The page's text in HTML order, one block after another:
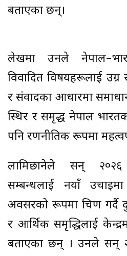
बताएका छन्।
लेखमा उनले
विवादित विषयहरूलाई उग्र
र संवादका आधारमा
स्थिर र समृद्ध नेपाल
पनि रणनीतिक रूपमा
लामिछानेले सन्
सम्बन्धलाई नयाँ
अवसरको रूपमा चित्रण
र आर्थिक समृद्धिलाई
बताएका छन् । उनले सन्